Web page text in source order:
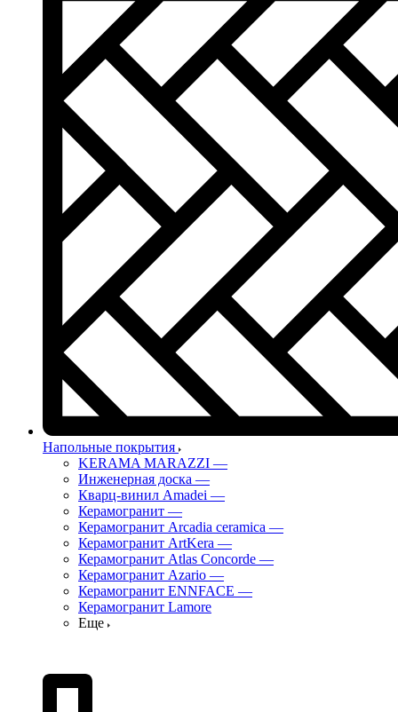
Напольные покрытия
KERAMA MARAZZI —
Инженерная доска —
Кварц-винил Amadei —
Керамогранит —
Керамогранит Arcadia ceramica —
Керамогранит ArtKera —
Керамогранит Atlas Concorde —
Керамогранит Azario —
Керамогранит ENNFACE —
Керамогранит Lamore
Еще